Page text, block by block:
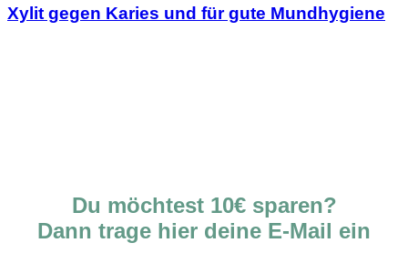
Xylit gegen Karies und für gute Mundhygiene
Du möchtest 10€ sparen?
Dann trage hier deine E-Mail ein